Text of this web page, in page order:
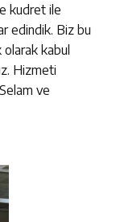
kudret ile
edindik. Biz bu
olarak kabul
Hizmeti
ve